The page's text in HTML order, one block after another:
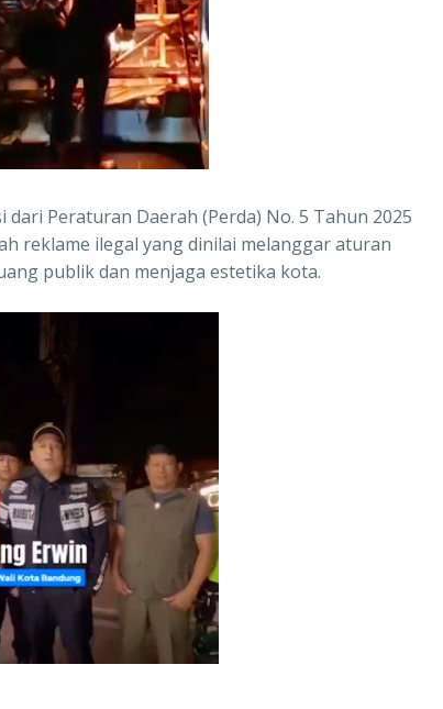
Peraturan Daerah (Perda) No. 5 Tahun 2025
reklame ilegal yang dinilai melanggar aturan
publik dan menjaga estetika kota.